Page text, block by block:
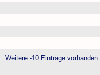
Weitere -10 Einträge vorhanden